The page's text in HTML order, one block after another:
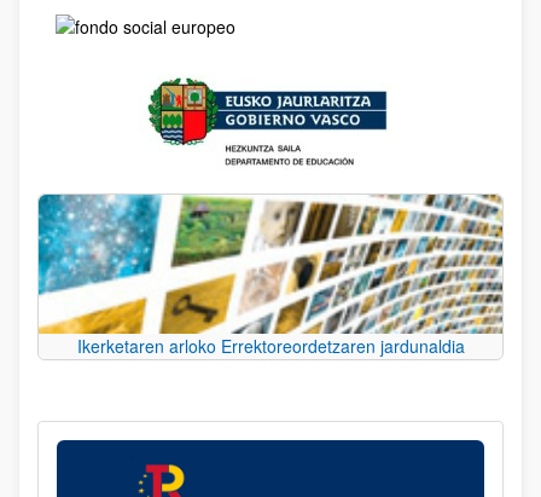
Ikerketaren arloko Errektoreordetzaren jardunaldia